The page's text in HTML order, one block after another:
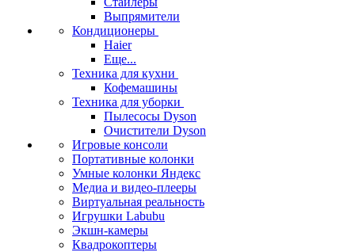
Выпрямители
Кондиционеры
Haier
Еще...
Техника для кухни
Кофемашины
Техника для уборки
Пылесосы Dyson
Очистители Dyson
Игровые консоли
Портативные колонки
Умные колонки Яндекс
Медиа и видео-плееры
Виртуальная реальность
Игрушки Labubu
Экшн-камеры
Квадрокоптеры